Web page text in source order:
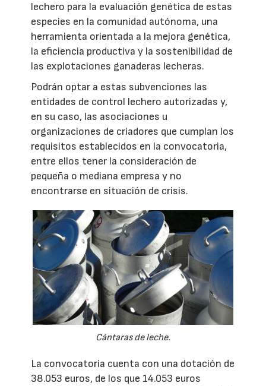
lechero para la evaluación genética de estas
especies en la comunidad autónoma, una
herramienta orientada a la mejora genética,
la eficiencia productiva y la sostenibilidad de
las explotaciones ganaderas lecheras.
Podrán optar a estas subvenciones las
entidades de control lechero autorizadas y,
en su caso, las asociaciones u
organizaciones de criadores que cumplan los
requisitos establecidos en la convocatoria,
entre ellos tener la consideración de
pequeña o mediana empresa y no
encontrarse en situación de crisis.
Cántaras de leche.
La convocatoria cuenta con una dotación de
38.053 euros, de los que 14.053 euros